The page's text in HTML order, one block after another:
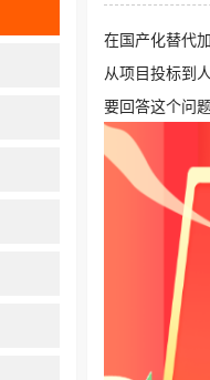
在国产化替代
从项目投标到
要回答这个问